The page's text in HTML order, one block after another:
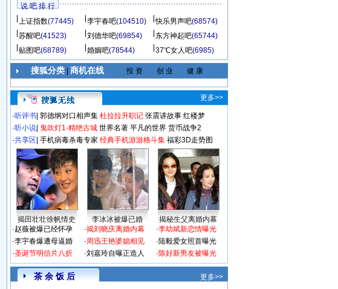
说 吧 排 行
上证指数(77445) 李宇春吧(104510) 快乐男声吧(68574)
苏醒吧(41523) 刘德华吧(69854) 东方神起吧(65744)
贴图吧(68789) 婚姻吧(78544) 37℃女人吧(6985)
搜狐分类| 商机在线 投 资 创 业 健 康
更多>>
·听评书 郭德纲对口相声集 杜拉拉升职记 张震讲故事 红楼梦
·听小说 鬼吹灯1-精绝古城 世界名著 平凡的世界 货币战争2
·共享区 手机病毒杀毒专家 经典手机游游格斗集 福彩3D走势图
揭田壮壮徐帆情史 李冰冰被爆已婚
揭秘生父离婚内幕
·赵薇被爆已经怀孕
·李宇春爆遭母逼婚
·圣诞节明信片八折
·揭刘晓庆离婚内幕
·周迅王艳婆媳相见
·刘嘉玲自曝正造人
·李幼斌新恋情曝光
·陆毅爱女照首曝光
·陈好新男友被曝光
茶 余 饭 后
更多>>